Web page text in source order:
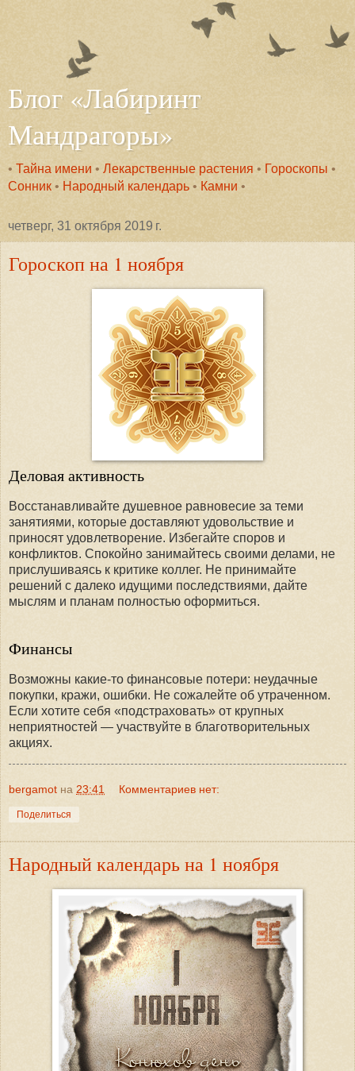
Блог «Лабиринт
Мандрагоры»
• Тайна имени • Лекарственные растения • Гороскопы •
Сонник • Народный календарь • Камни •
четверг, 31 октября 2019 г.
Гороскоп на 1 ноября
Деловая активность
Восстанавливайте душевное равновесие за теми
занятиями, которые доставляют удовольствие и
приносят удовлетворение. Избегайте споров и
конфликтов. Спокойно занимайтесь своими делами, не
прислушиваясь к критике коллег. Не принимайте
решений с далеко идущими последствиями, дайте
мыслям и планам полностью оформиться.
Финансы
Возможны какие-то финансовые потери: неудачные
покупки, кражи, ошибки. Не сожалейте об утраченном.
Если хотите себя «подстраховать» от крупных
неприятностей — участвуйте в благотворительных
акциях.
bergamot на 23:41 Комментариев нет:
Поделиться
Народный календарь на 1 ноября